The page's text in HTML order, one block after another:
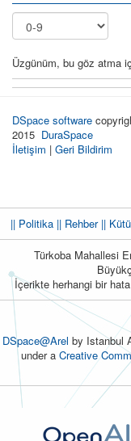
Üzgünüm, bu göz atma
DSpace software
2015 DuraSpace
İletişim | Geri Bildirim
|| Politika|| Rehber||
Türkoba Mahallesi
İçerikte herhangi bir
DSpace@Arel by Istanbul
under a Creative